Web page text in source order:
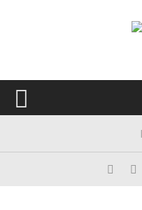
PORTADA
FESTIVALES